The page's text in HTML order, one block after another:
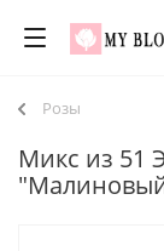
Розы
Микс из 51